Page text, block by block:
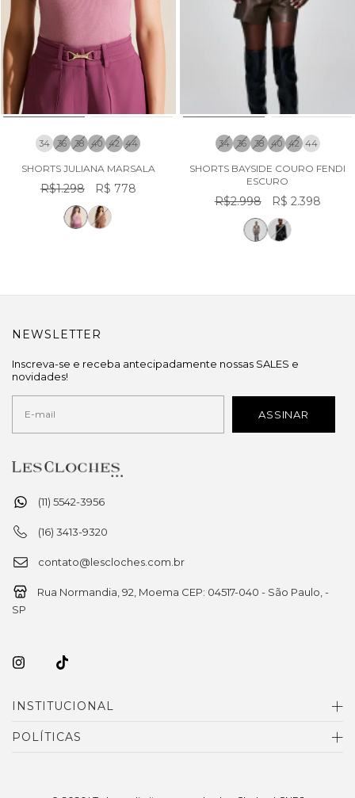
34 36 38 40 42 44
SHORTS JULIANA MARSALA
R$1.298 R$ 778
34 36 38 40 42 44
SHORTS BAYSIDE COURO FENDI
ESCURO
R$2.998 R$ 2.398
(11) 5542-3956
(16) 3413-9320
contato@lescloches.com.br
Rua Normandia, 92, Moema CEP: 04517-040 - São Paulo, -
SP
INSTITUCIONAL
POLÍTICAS
NEWSLETTER
Inscreva-se e receba antecipadamente nossas SALES e
novidades!